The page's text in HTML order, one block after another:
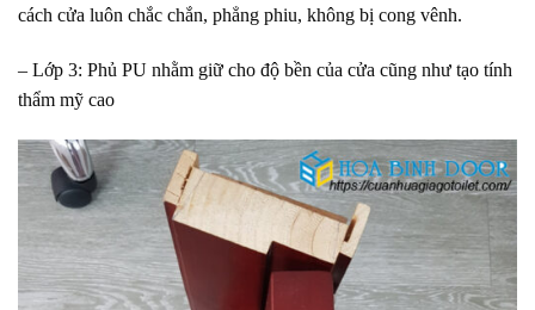
cách cửa luôn chắc chắn, phẳng phiu, không bị cong vênh.
– Lớp 3: Phủ PU nhằm giữ cho độ bền của cửa cũng như tạo tính
thẩm mỹ cao